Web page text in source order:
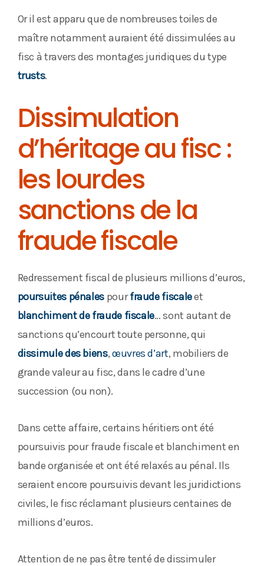
Or il est apparu que de nombreuses toiles de
maître notamment auraient été dissimulées au
fisc à travers des montages juridiques du type
trusts.
Dissimulation
d’héritage au fisc :
les lourdes
sanctions de la
fraude fiscale
Redressement fiscal de plusieurs millions d’euros,
poursuites pénales pourfraude fiscaleet
blanchiment de fraude fiscale… sont autant de
sanctions qu’encourt toute personne, qui
dissimule des biens,œuvres d’art, mobiliers de
grande valeur au fisc, dans le cadre d’une
succession (ou non).
Dans cette affaire, certains héritiers ont été
poursuivis pour fraude fiscale et blanchiment en
bande organisée et ont été relaxés au pénal. Ils
seraient encore poursuivis devant les juridictions
civiles, le fisc réclamant plusieurs centaines de
millions d’euros.
Attention de ne pas être tenté de dissimuler